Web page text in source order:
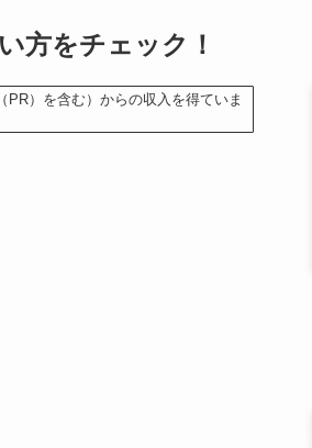
方をチェック！
）を含む）からの収入を得ていま